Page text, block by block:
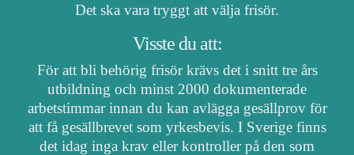
Det ska vara tryggt att välja frisör.
Visste du att:
För att bli behörig frisör krävs det i snitt tre års
utbildning och minst 2000 dokumenterade
arbetstimmar innan du kan avlägga gesällprov för
att få gesällbrevet som yrkesbevis. I Sverige finns
det idag inga krav eller kontroller på den som